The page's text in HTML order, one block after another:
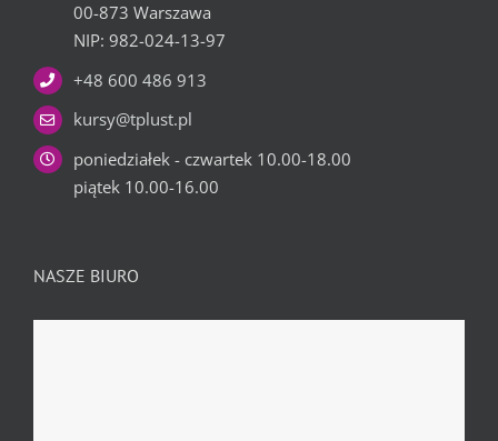
00-873 Warszawa
NIP: 982-024-13-97
+48 600 486 913
kursy@tplust.pl
poniedziałek - czwartek 10.00-18.00
piątek 10.00-16.00
NASZE BIURO